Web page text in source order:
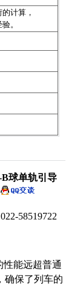
计算，
。
球单轨引导
58519722
能远超普通
确保了列车的